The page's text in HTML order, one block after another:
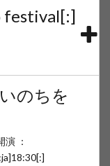
festival[:]
のちを
演 ：